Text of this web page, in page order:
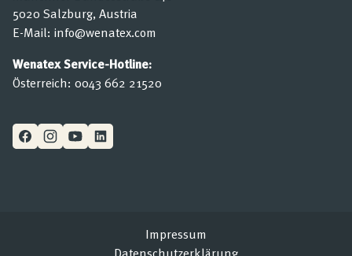
5020 Salzburg, Austria
E-Mail: info@wenatex.com
Wenatex Service-Hotline:
Österreich: 0043 662 21520
Impressum